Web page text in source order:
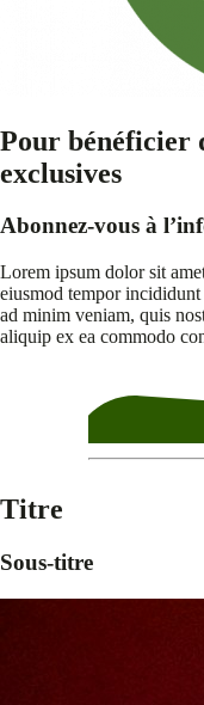
Pour bénéficier
exclusives
Abonnez-vous à
Lorem ipsum dolor sit
eiusmod tempor
ad minim veniam, quis
aliquip ex ea commodo
Titre
Sous-titre